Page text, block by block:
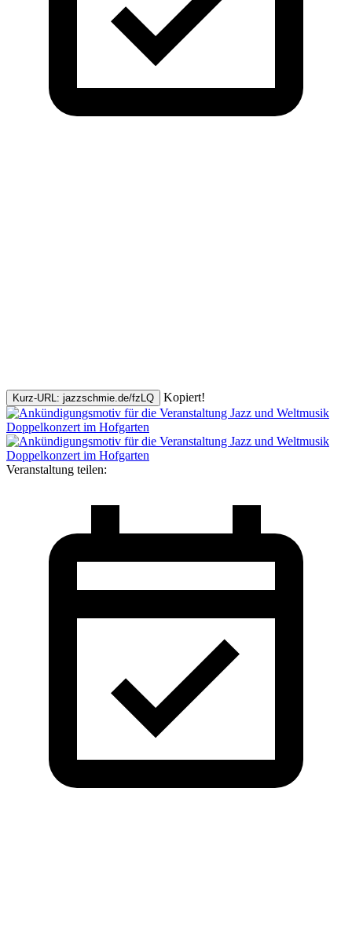
Kurz-URL: jazzschmie.de/fzLQ Kopiert!
Veranstaltung teilen: